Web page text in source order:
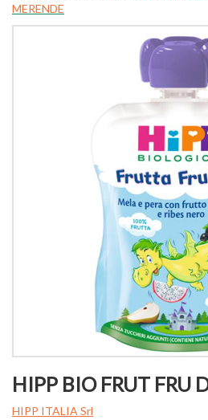
MERENDE
HIPP BIO FRUT FRU
HIPP ITALIA Srl